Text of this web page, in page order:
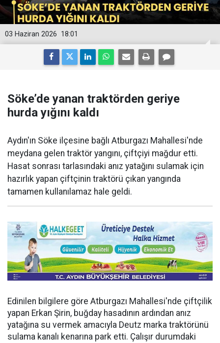
18:01
03 Haziran 2026
Söke’de yanan traktörden geriye
hurda yığını kaldı
Aydın'ın Söke ilçesine bağlı Atburgazı Mahallesi'nde
meydana gelen traktör yangını, çiftçiyi mağdur etti.
Hasat sonrası tarlasındaki anız yatağını sulamak için
hazırlık yapan çiftçinin traktörü çıkan yangında
tamamen kullanılamaz hale geldi.
Edinilen bilgilere göre Atburgazı Mahallesi'nde çiftçilik
yapan Erkan Şirin, buğday hasadının ardından anız
yatağına su vermek amacıyla Deutz marka traktörünü
sulama kanalı kenarına park etti. Çalışır durumdaki